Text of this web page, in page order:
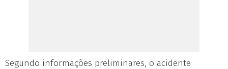
Segundo informações preliminares, o acidente